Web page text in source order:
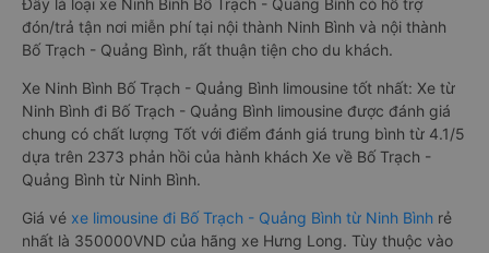
Đây là loại xe Ninh Bình Bố Trạch - Quảng Bình có hỗ trợ
đón/trả tận nơi miễn phí tại nội thành Ninh Bình và nội thành
Bố Trạch - Quảng Bình, rất thuận tiện cho du khách.
Xe Ninh Bình Bố Trạch - Quảng Bình limousine tốt nhất: Xe từ
Ninh Bình đi Bố Trạch - Quảng Bình limousine được đánh giá
chung có chất lượng Tốt với điểm đánh giá trung bình từ 4.1/5
dựa trên 2373 phản hồi của hành khách Xe về Bố Trạch -
Quảng Bình từ Ninh Bình.
Giá vé xe limousine đi Bố Trạch - Quảng Bình từ Ninh Bình rẻ
nhất là 350000VND của hãng xe Hưng Long. Tùy thuộc vào